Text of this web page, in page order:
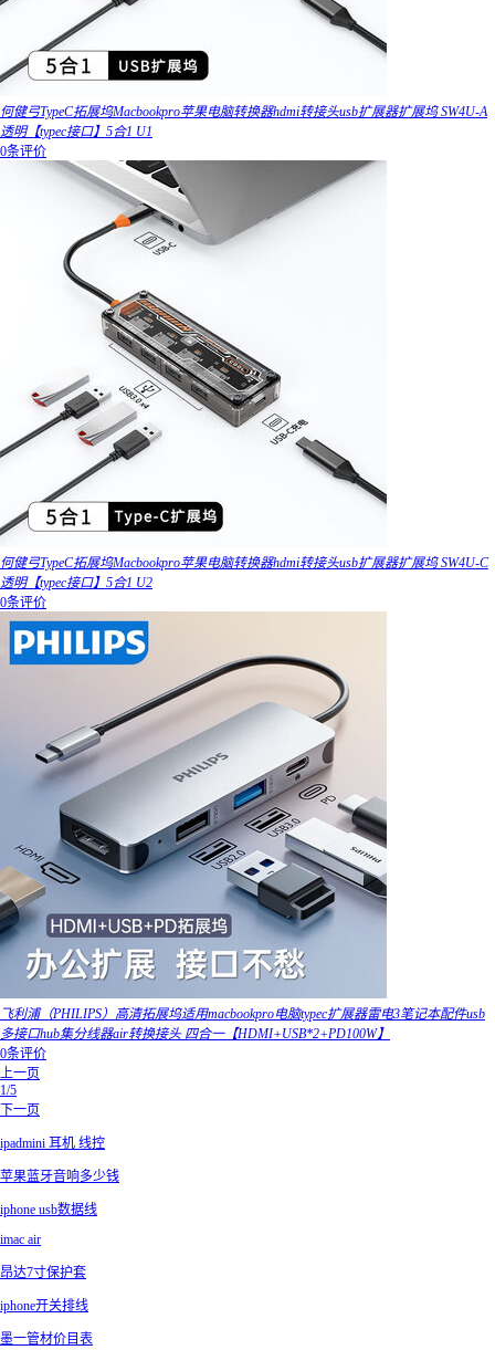
何健弓TypeC拓展坞Macbookpro苹果电脑转换器hdmi转接头usb扩展器扩展坞 SW4U-A
透明【typec接口】5合1 U1
0条评价
何健弓TypeC拓展坞Macbookpro苹果电脑转换器hdmi转接头usb扩展器扩展坞 SW4U-C
透明【typec接口】5合1 U2
0条评价
飞利浦（PHILIPS）高清拓展坞适用macbookpro电脑typec扩展器雷电3笔记本配件usb
多接口hub集分线器air转换接头 四合一【HDMI+USB*2+PD100W】
0条评价
上一页
1/5
下一页
ipadmini 耳机 线控
苹果蓝牙音响多少钱
iphone usb数据线
imac air
昂达7寸保护套
iphone开关排线
墨一管材价目表